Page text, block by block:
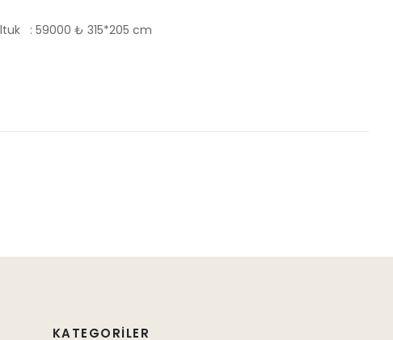
Takım İçeriği : Vegas Köşe Koltuk : 59000 ₺ 315*205 cm
KATEGORILER